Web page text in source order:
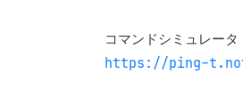
https://ping-